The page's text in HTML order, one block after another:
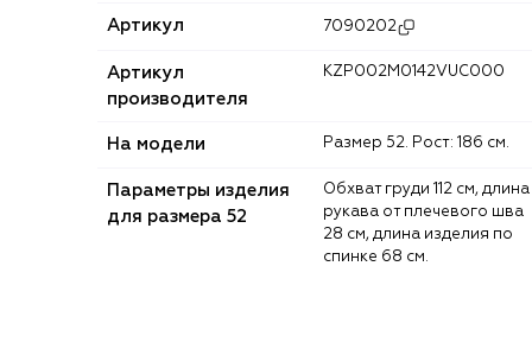
Артикул 7090202
Артикул
производителя
KZP002M0142VUC000
На модели Размер 52. Рост: 186 см.
Параметры изделия
для размера 52
Обхват груди 112 см, длина
рукава от плечевого шва
28 см, длина изделия по
спинке 68 см.